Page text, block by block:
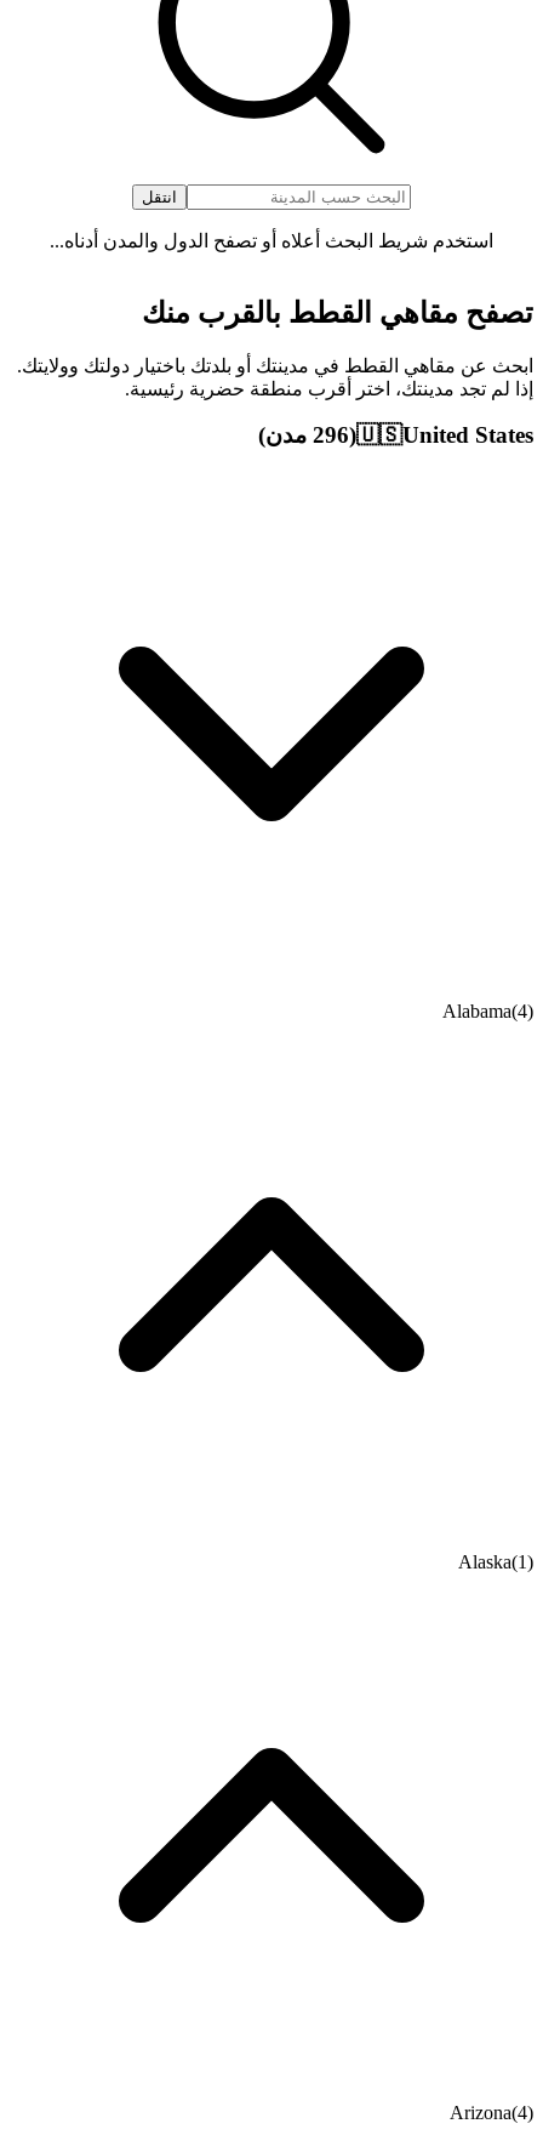
انتقل
استخدم شريط البحث أعلاه أو تصفح الدول والمدن أدناه...
تصفح مقاهي القطط بالقرب منك
ابحث عن مقاهي القطط في مدينتك أو بلدتك باختيار دولتك وولايتك.
إذا لم تجد مدينتك، اختر أقرب منطقة حضرية رئيسية.
🇺🇸United States (296 مدن)
Alabama(4)
Alaska(1)
Arizona(4)